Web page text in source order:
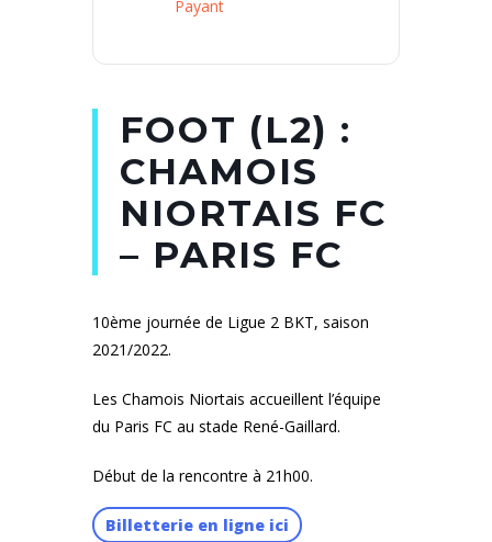
Payant
FOOT (L2) :
CHAMOIS
NIORTAIS FC
– PARIS FC
10ème journée de Ligue 2 BKT, saison
2021/2022.
Les Chamois Niortais accueillent l’équipe
du Paris FC au stade René-Gaillard.
Début de la rencontre à 21h00.
Billetterie en ligne ici